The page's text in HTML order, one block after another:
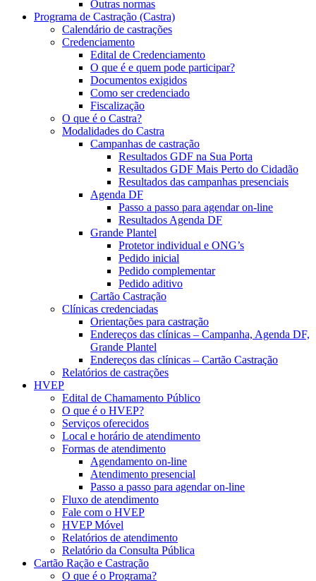
Outras normas
Programa de Castração (Castra)
Calendário de castrações
Credenciamento
Edital de Credenciamento
O que é e quem pode participar?
Documentos exigidos
Como ser credenciado
Fiscalização
O que é o Castra?
Modalidades do Castra
Campanhas de castração
Resultados GDF na Sua Porta
Resultados GDF Mais Perto do Cidadão
Resultados das campanhas presenciais
Agenda DF
Passo a passo para agendar on-line
Resultados Agenda DF
Grande Plantel
Protetor individual e ONG’s
Pedido inicial
Pedido complementar
Pedido aditivo
Cartão Castração
Clínicas credenciadas
Orientações para castração
Endereços das clínicas – Campanha, Agenda DF,
Grande Plantel
Endereços das clínicas – Cartão Castração
Relatórios de castrações
HVEP
Edital de Chamamento Público
O que é o HVEP?
Serviços oferecidos
Local e horário de atendimento
Formas de atendimento
Agendamento on-line
Atendimento presencial
Passo a passo para agendar on-line
Fluxo de atendimento
Fale com o HVEP
HVEP Móvel
Relatórios de atendimento
Relatório da Consulta Pública
Cartão Ração e Castração
O que é o Programa?